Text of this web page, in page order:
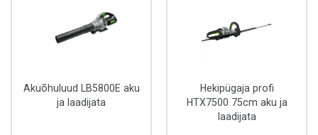
Akuõhuluud LB5800E aku
ja laadijata
Hekipügaja profi
HTX7500 75cm aku ja
laadijata